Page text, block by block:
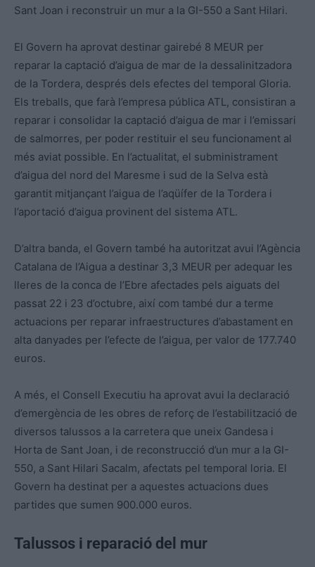
Sant Joan i reconstruir un mur a la GI-550 a Sant Hilari.
El Govern ha aprovat destinar gairebé 8 MEUR per
reparar la captació d’aigua de mar de la dessalinitzadora
de la Tordera, després dels efectes del temporal Gloria.
Els treballs, que farà l’empresa pública ATL, consistiran a
reparar i consolidar la captació d’aigua de mar i l’emissari
de salmorres, per poder restituir el seu funcionament al
més aviat possible. En l’actualitat, el subministrament
d’aigua del nord del Maresme i sud de la Selva està
garantit mitjançant l’aigua de l’aqüífer de la Tordera i
l’aportació d’aigua provinent del sistema ATL.
D’altra banda, el Govern també ha autoritzat avui l’Agència
Catalana de l’Aigua a destinar 3,3 MEUR per adequar les
lleres de la conca de l’Ebre afectades pels aiguats del
passat 22 i 23 d’octubre, així com també dur a terme
actuacions per reparar infraestructures d’abastament en
alta danyades per l’efecte de l’aigua, per valor de 177.740
euros.
A més, el Consell Executiu ha aprovat avui la declaració
d’emergència de les obres de reforç de l’estabilització de
diversos talussos a la carretera que uneix Gandesa i
Horta de Sant Joan, i de reconstrucció d’un mur a la GI-
550, a Sant Hilari Sacalm, afectats pel temporal loria. El
Govern ha destinat per a aquestes actuacions dues
partides que sumen 900.000 euros.
Talussos i reparació del mur